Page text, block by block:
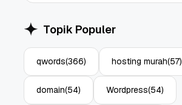
Aplikasi: Atasi Limitasi
11 Jun, 2026 4
Topik Populer
qwords(366) hosting murah(57)
domain(54) Wordpress(54)